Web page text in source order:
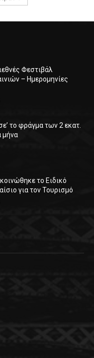
Φεστιβάλ
– Ημερομηνίες
το φράγμα των 2 εκατ.
μήνα
το Ειδικό
για τον Τουρισμό